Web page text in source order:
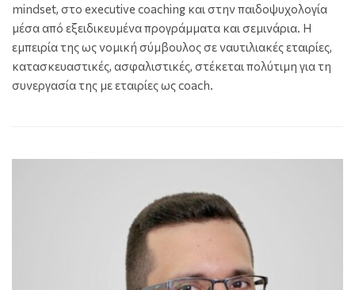
mindset, στο executive coaching και στην παιδοψυχολογία
μέσα από εξειδικευμένα προγράμματα και σεμινάρια. Η
εμπειρία της ως νομική σύμβουλος σε ναυτιλιακές εταιρίες,
κατασκευαστικές, ασφαλιστικές, στέκεται πολύτιμη για τη
συνεργασία της με εταιρίες ως coach.